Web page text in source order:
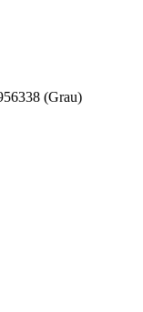
(Grau)